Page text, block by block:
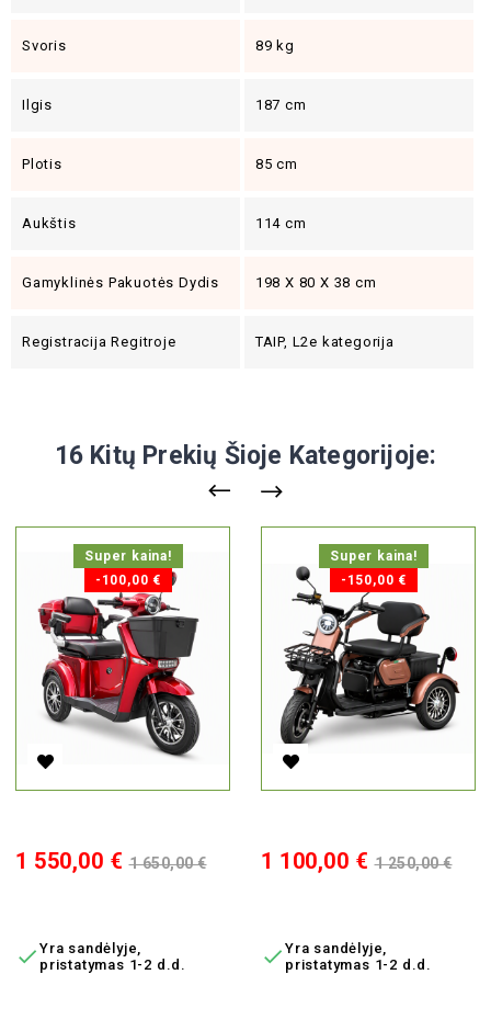
Svoris 89 kg
Ilgis 187 cm
Plotis 85 cm
Aukštis 114 cm
Gamyklinės Pakuotės Dydis 198 X 80 X 38 cm
Registracija Regitroje TAIP, L2e kategorija
16 Kitų Prekių Šioje Kategorijoje:
Super kaina!
-100,00 €
Kaina
1 550,00 € Bazinė
kaina
1 650,00 €
 Yra sandėlyje,
pristatymas 1-2 d.d.
Super kaina!
-150,00 €
Kaina
1 100,00 € Bazinė
kaina
1 250,00 €
 Yra sandėlyje,
pristatymas 1-2 d.d.